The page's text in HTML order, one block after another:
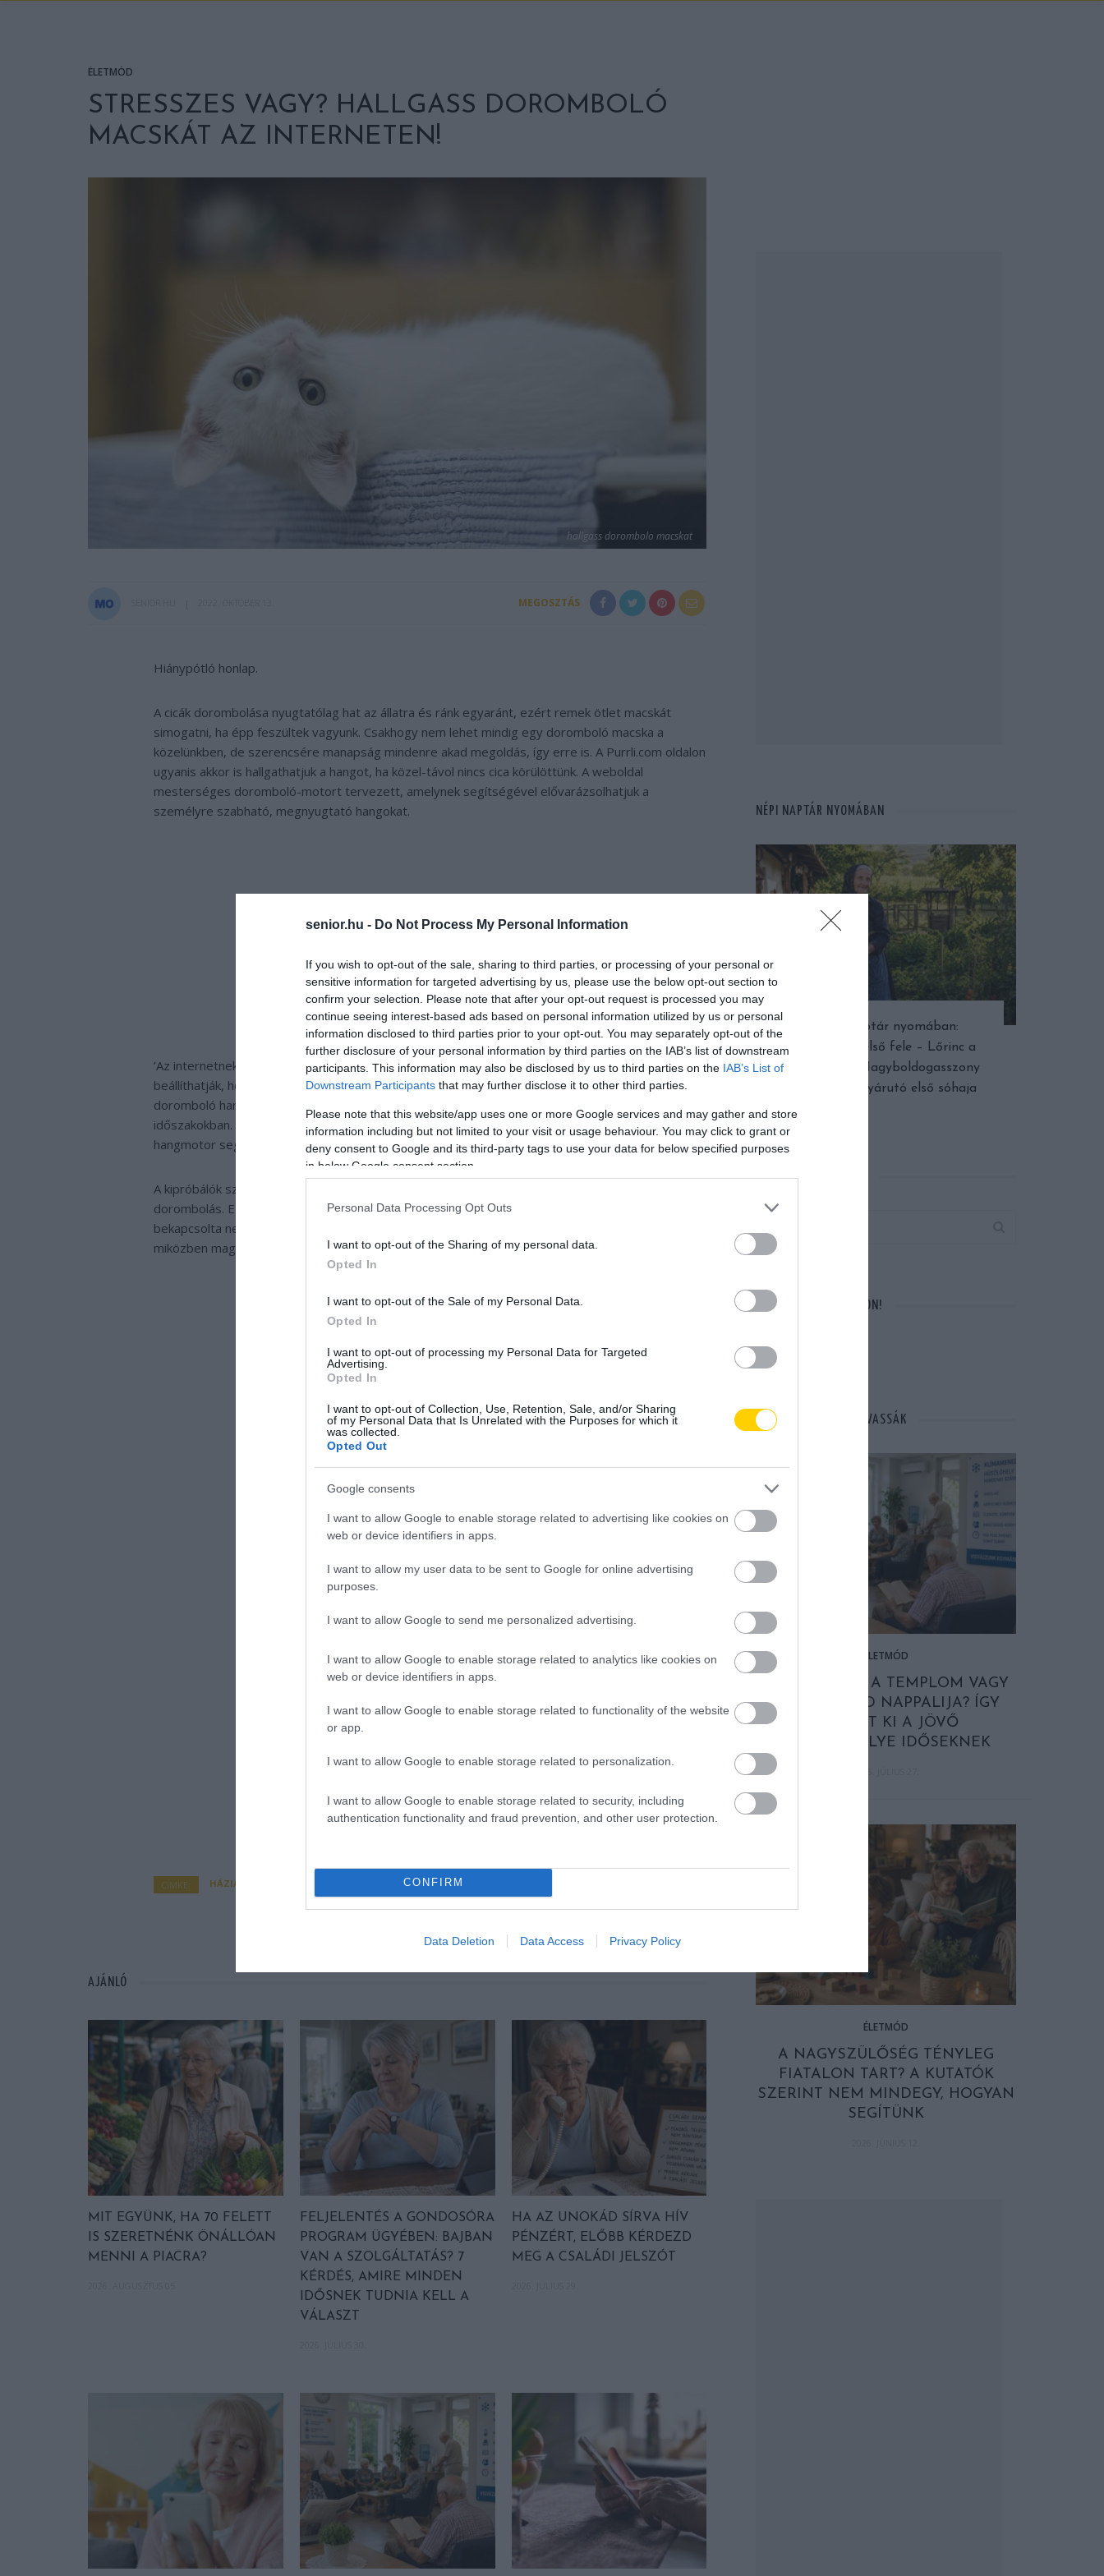
senior.hu - Do Not Process My Personal Information
If you wish to opt-out of the sale, sharing to third parties, or processing of your personal or
sensitive information for targeted advertising by us, please use the below opt-out section to
confirm your selection. Please note that after your opt-out request is processed you may
continue seeing interest-based ads based on personal information utilized by us or personal
information disclosed to third parties prior to your opt-out. You may separately opt-out of the
further disclosure of your personal information by third parties on the IAB’s list of downstream
participants. This information may also be disclosed by us to third parties on the IAB’s List of
Downstream Participants that may further disclose it to other third parties.
Please note that this website/app uses one or more Google services and may gather and store
information including but not limited to your visit or usage behaviour. You may click to grant or
deny consent to Google and its third-party tags to use your data for below specified purposes
in below Google consent section.
Personal Data Processing Opt Outs
I want to opt-out of the Sharing of my personal data.
Opted In
I want to opt-out of the Sale of my Personal Data.
Opted In
I want to opt-out of processing my Personal Data for Targeted
Advertising.
Opted In
I want to opt-out of Collection, Use, Retention, Sale, and/or Sharing
of my Personal Data that Is Unrelated with the Purposes for which it
was collected.
Opted Out
Google consents
I want to allow Google to enable storage related to advertising like cookies on
web or device identifiers in apps.
I want to allow my user data to be sent to Google for online advertising
purposes.
I want to allow Google to send me personalized advertising.
I want to allow Google to enable storage related to analytics like cookies on
web or device identifiers in apps.
I want to allow Google to enable storage related to functionality of the website
or app.
I want to allow Google to enable storage related to personalization.
I want to allow Google to enable storage related to security, including
authentication functionality and fraud prevention, and other user protection.
CONFIRM
Data Deletion Data Access Privacy Policy
ÉLETMÓD
STRESSZES VAGY? HALLGASS DOROMBOLÓ
MACSKÁT AZ INTERNETEN!
hallgass dorombolo macskat
MEGOSZTÁS
Hiánypótló honlap.
A cicák dorombolása nyugtatólag hat az állatra és ránk egyaránt, ezért remek ötlet macskát
simogatni, ha épp feszültek vagyunk. Csakhogy nem lehet mindig egy doromboló macska a
közelünkben, de szerencsére manapság mindenre akad megoldás, így erre is. A Purrli.com oldalon
ugyanis akkor is hallgathatjuk a hangot, ha közel-távol nincs cica körülöttünk. A weboldal
mesterséges doromboló-motort tervezett, amelynek segítségével elővarázsolhatjuk a
személyre szabható, megnyugtató hangokat.
’Az internetnek van egy macskája’ – ez aPurrli.comjelszava. A honlap használói még azt is
beállíthatják, hogy milyen legyen az a dorombolás: inkább játékos, izgatott vagy álmos, ásítozó. A
doromboló hang állítólag egyike a legmegnyugtatóbb zajoknak, segít a stresszes, feszült
időszakokban. A honlap célja, hogy megjelenítse mind a hangot, mind a virtuális cicát egy egyedi
hangmotor segítségével.
A kipróbálók szerint magukat a cicusokat is tökéletesen megnyugtatja a mesterséges
dorombolás. Egyikőjük például 3 árván maradt cicát nevel, akik nem doromboltak. Amikor a gazdi
bekapcsolta nekik a hangot, kisvártatva azt vette észre, hogy a cicusok békésen szunyókálnak,
miközben maguk is dorombolnak.
CÍMKE: HÁZIÁLLAT
AJÁNLÓ
MIT EGYÜNK, HA 70 FELETT
IS SZERETNÉNK ÖNÁLLÓAN
MENNI A PIACRA?
FELJELENTÉS A GONDOSÓRA
PROGRAM ÜGYÉBEN: BAJBAN
VAN A SZOLGÁLTATÁS? 7
KÉRDÉS, AMIRE MINDEN
IDŐSNEK TUDNIA KELL A
VÁLASZT
HA AZ UNOKÁD SÍRVA HÍV
PÉNZÉRT, ELŐBB KÉRDEZD
MEG A CSALÁDI JELSZÓT
NÉPI NAPTÁR NYOMÁBAN
Népi naptár nyomában:
Augusztus első fele – Lőrinc a
dinnyében, Nagyboldogasszony
fénye és a nyárutó első sóhaja
KERESÉS AZ OLDALON
VÁRUNK A FACEBOOKON!
MÁSOK ÉPPEN EZT OLVASSÁK
ÉLETMÓD
A KÖNYVTÁR, A TEMPLOM VAGY
A SZOMSZÉD NAPPALIJA? ÍGY
NÉZHET KI A JÖVŐ
HŰSÖLŐHELYE IDŐSEKNEK
ÉLETMÓD
A NAGYSZÜLŐSÉG TÉNYLEG
FIATALON TART? A KUTATÓK
SZERINT NEM MINDEGY, HOGYAN
SEGÍTÜNK